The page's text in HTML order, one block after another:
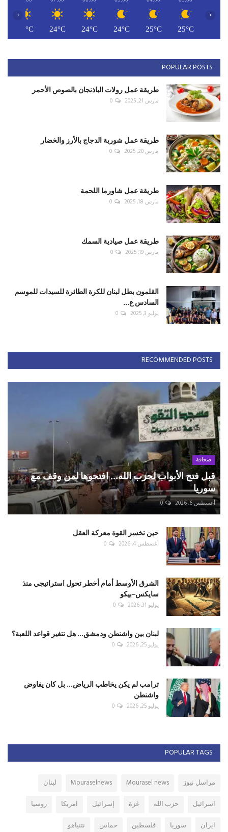
25°C
25°C
24°C
24°C
24°C
26°C
‹ ›
POPULAR POSTS
طريقة عمل رولات الباذنجان بالصوص الأحمر
مارس 21, 2025 0
طريقة عمل شوربة الدجاج بالأرز والخضار
مارس 20, 2025 0
طريقة عمل شاورما اللحمة
مارس 18, 2025 0
طريقة عمل صيادية السمك
مارس 19, 2025 0
القلمون بطل لبنان للكرة الطائرة للسيدات للموسم
السادس ع...
يوليو 3, 2025 0
RECOMMENDED POSTS
صحافة
قبل فتح الأبواب لحزب الله... افتحوها لمن وقف مع
سوريا
أغسطس 6, 2026 0
حين تخسر القوة معركة العقل
أغسطس 4, 2026 0
الشرق الأوسط أمام أخطر تحول استراتيجي منذ
سايكس–بيكو
يوليو 31, 2026 0
لبنان بين واشنطن ودمشق... هل تتغير قواعد اللعبة؟
يوليو 25, 2026 0
ترامب لم يكن يخاطب الرياض... بل كان يفاوض
واشنطن
يوليو 25, 2026 0
POPULAR TAGS
مراسل نيوز Mourasel news
Mouraselnews
لبنان
اسرائيل
حزب الله غزة إسرائيل امريكا
روسيا
ايران
سوريا فلسطين حماس نتنياهو